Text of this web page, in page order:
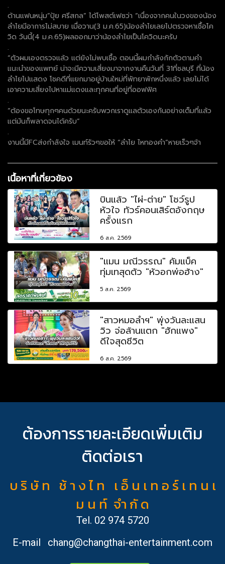
.
ด้านแฟนหนุ่ม”ปุ้ย ศรีสกล” ได้โพสต์เฟซว่า “เนื่องจากคนในวงของน้อง
ลำไยมีอาการไม่สบาย เมื่อวาน(3 ม.ค.65)น้องลำไยเลยไปตรวจหาเชื้อโค
วิด วันนี้(4 ม.ค.65)ผลออกมาว่าน้องลำไยเป็นโควิดนะครับ
.
“ตัวผมเองตรวจแล้ว แต่ยังไม่พบเชื้อ ตอนนี้ผมกำลังกักตัวตามคำ
แนะนำของแพทย์ น่าจะมีความเสี่ยงมาจากงานคืนวันที่ 31ที่ชลบุรี ที่น้อง
ลำไยไปแสดง โชคดีที่แยกมาอยู่บ้านใหม่ที่พัทยาพักหนึ่งแล้ว เลยไม่ได้
เอาความเสี่ยงไปหาแม่แดงและทุกคนที่อยู่ที่ออฟฟิศ
.
“ต้องขอโทษทุกๆคนด้วยนะครับพวกเราดูแลตัวเองกันอย่างเต็มที่แล้ว
แต่มันก็พลาดจนได้ครับ”
.
งานนี้มีFCส่งกำลังใจ เมนท์รัวๆขอให้ “ลำไย ไหทองคำ”หายเร็วๆจ้า
เนื้อหาที่เกี่ยวข้อง
บินแล้ว "ไผ่-ต่าย" โชว์รูป
หัวใจ ทัวร์คอนเสิร์ตอังกฤษ
ครั้งแรก
6 ส.ค. 2569
"แมน มณีวรรณ" คัมแบ็ค
ทุ่มเทสุดตัว "หัวอกพ่อฮ้าง"
5 ส.ค. 2569
"สาวหมอลำฯ" พุ่งวันละแสน
วิว จ่อล้านแตก "ฮักแพง"
ดีใจสุดชีวิต
6 ส.ค. 2569
ต้องการรายละเอียดเพิ่มเติม
ติดต่อเรา
บ ริ ษั ท ช้ า ง ไ ท เ อ็ น เ ท อ ร์ เ ท น เ
ม น ท์ จำ กั ด
Tel. 02 974 5720
E-mail
chang@changthai-entertainment.com